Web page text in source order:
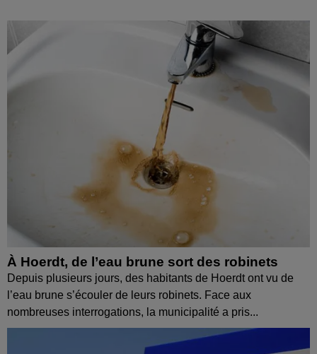
À Hoerdt, de l’eau brune sort des robinets
Depuis plusieurs jours, des habitants de Hoerdt ont vu de
l’eau brune s’écouler de leurs robinets. Face aux
nombreuses interrogations, la municipalité a pris...